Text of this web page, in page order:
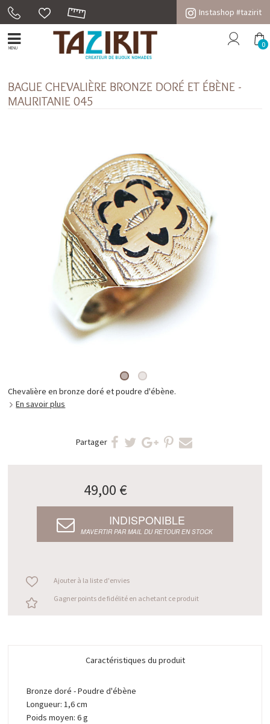
Instashop #tazirit
MENU 0
BAGUE CHEVALIÈRE BRONZE DORÉ ET ÉBÈNE -
MAURITANIE 045
Chevalière en bronze doré et poudre d'ébène.
En savoir plus
Partager
49,00 €
INDISPONIBLE
M’AVERTIR PAR MAIL DU RETOUR EN STOCK
Ajouter à la liste d'envies
Gagner points de fidélité en achetant ce produit
Caractéristiques du produit
Bronze doré - Poudre d'ébène
Longueur: 1,6 cm
Poids moyen: 6 g